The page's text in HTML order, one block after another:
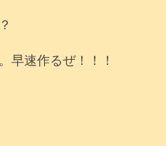
早速作るぜ！！！